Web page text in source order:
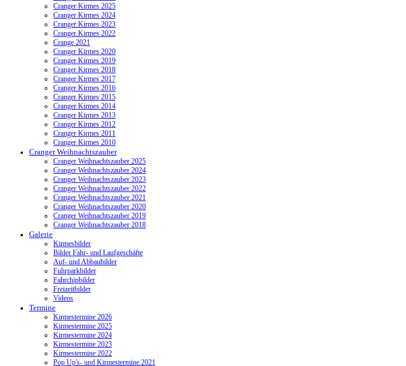
Cranger Kirmes 2025
Cranger Kirmes 2024
Cranger Kirmes 2023
Cranger Kirmes 2022
Crange 2021
Cranger Kirmes 2020
Cranger Kirmes 2019
Cranger Kirmes 2018
Cranger Kirmes 2017
Cranger Kirmes 2016
Cranger Kirmes 2015
Cranger Kirmes 2014
Cranger Kirmes 2013
Cranger Kirmes 2012
Cranger Kirmes 2011
Cranger Kirmes 2010
Cranger Weihnachtszauber
Cranger Weihnachtszauber 2025
Cranger Weihnachtszauber 2024
Cranger Weihnachtszauber 2023
Cranger Weihnachtszauber 2022
Cranger Weihnachtszauber 2021
Cranger Weihnachtszauber 2020
Cranger Weihnachtszauber 2019
Cranger Weihnachtszauber 2018
Galerie
Kirmesbilder
Bilder Fahr- und Laufgeschäfte
Auf- und Abbaubilder
Fuhrparkbilder
Fahrchipbilder
Freizeitbilder
Videos
Termine
Kirmestermine 2026
Kirmestermine 2025
Kirmestermine 2024
Kirmestermine 2023
Kirmestermine 2022
Pop Up's- und Kirmestermine 2021